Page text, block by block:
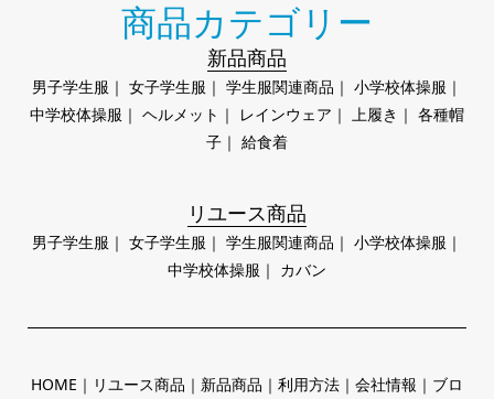
商品カテゴリー
新品商品
男子学生服 ｜ 女子学生服 ｜ 学生服関連商品 ｜ 小学校体操服 ｜
中学校体操服 ｜ ヘルメット ｜ レインウェア ｜ 上履き ｜ 各種帽
子 ｜ 給食着
リユース商品
男子学生服 ｜ 女子学生服 ｜ 学生服関連商品 ｜ 小学校体操服 ｜
中学校体操服 ｜ カバン
HOME ｜ リユース商品 ｜ 新品商品 ｜ 利用方法 ｜ 会社情報 ｜ ブロ